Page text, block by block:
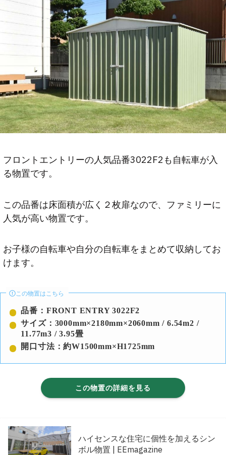
フロントエントリーの人気品番3022F2も自転車が入
る物置です。
この品番は床面積が広く２枚扉なので、ファミリーに
人気が高い物置です。
お子様の自転車や自分の自転車をまとめて収納してお
けます。
この物置はこちら
品番：FRONT ENTRY 3022F2
サイズ：3000mm×2180mm×2060mm / 6.54m2 /
11.77m3 / 3.95畳
開口寸法：約W1500mm×H1725mm
この物置の詳細を見る
ハイセンスな住宅に個性を加えるシン
ボル物置 | EEmagazine